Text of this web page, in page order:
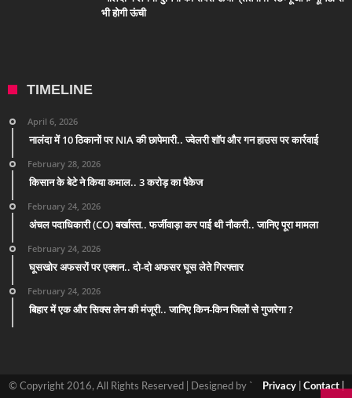
भी होगी ऊंची
TIMELINE
April 6, 2026
नालंदा में 10 ठिकानों पर NIA की छापेमारी.. ज्वेलरी शॉप और गन हाउस पर कार्रवाई
February 28, 2026
किसान के बेटे ने किया कमाल.. 3 करोड़ का पैकेज
February 24, 2026
अंचल पदाधिकारी (CO) बर्खास्त.. फर्जीवाड़ा कर पाई थी नौकरी.. जानिए पूरा मामला
February 24, 2026
घूसखोर अफसरों पर एक्शन.. दो-दो अफसर घूस लेते गिरफ्तार
February 24, 2026
बिहार में एक और सिक्स लेन की मंजूरी.. जानिए किन-किन जिलों से गुजरेगा ?
© Copyright 2016, All Rights Reserved | Designed by ` Privacy| Contact |